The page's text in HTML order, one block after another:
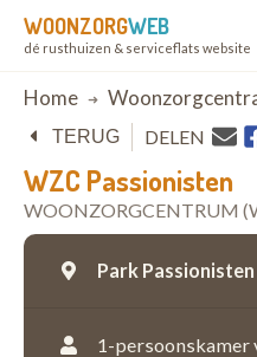
WOONZORGWEB
dé rusthuizen & serviceflats website
Breadcrumb
Home
WZC Passionisten
WOONZORGCENTRUM
TERUG DELEN
Park Passionisten
1-persoonskamer